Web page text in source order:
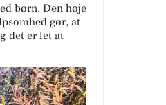
børn. Den høje
gør, at
det er let at